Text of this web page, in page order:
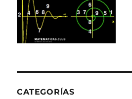
CATEGORÍAS